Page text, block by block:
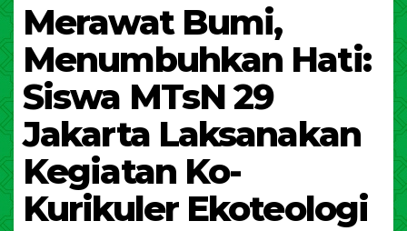
Merawat Bumi,
Menumbuhkan Hati:
Siswa MTsN 29
Jakarta Laksanakan
Kegiatan Ko-
Kurikuler Ekoteologi